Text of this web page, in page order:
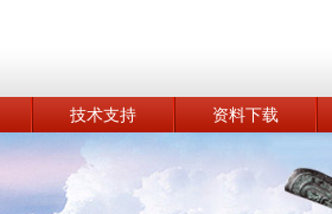
技术支持 资料下载